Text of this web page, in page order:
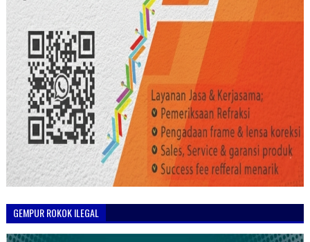
GEMPUR ROKOK ILEGAL